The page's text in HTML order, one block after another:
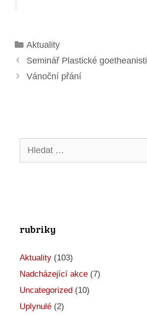
Rubriky
Aktuality
Seminář Plastické
Vánoční přání
Hledat:
rubriky
Aktuality (103)
Nadcházející akce (7)
Uncategorized (10)
Uplynulé (2)